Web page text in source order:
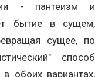
- пантеизм и
бытие в сущем,
сущее, по
способ
обоих вариантах,